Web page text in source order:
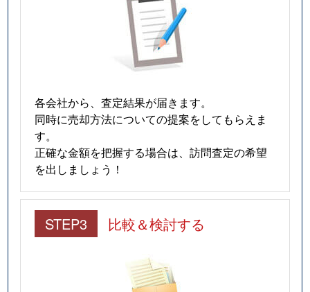
各会社から、査定結果が届きます。
同時に売却方法についての提案をしてもらえま
す。
正確な金額を把握する場合は、訪問査定の希望
を出しましょう！
STEP3 比較＆検討する